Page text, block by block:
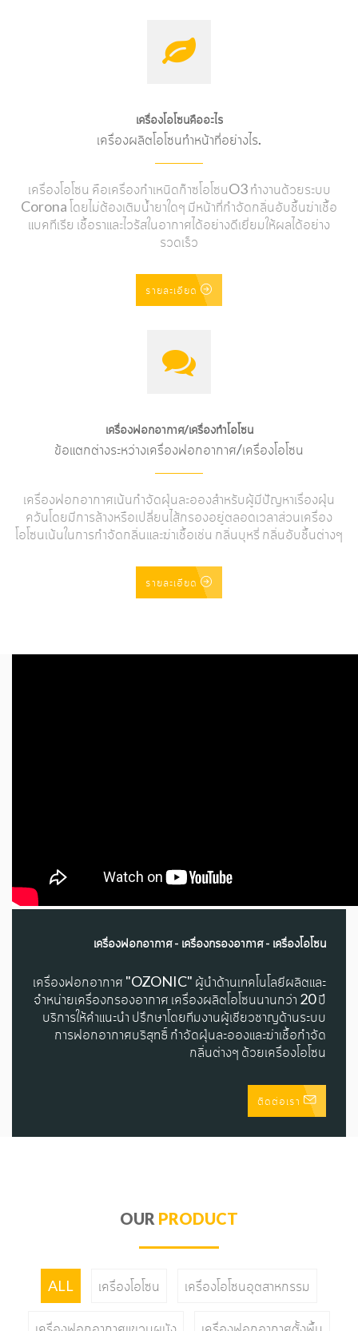
เครื่องโอโซนคืออะไร
เครื่องผลิตโอโซนทำหน้าที่อย่างไร.
เครื่องโอโซน คือเครื่องกำเหนิดก๊าซโอโซนO3 ทำงานด้วยระบบ
Corona โดยไม่ต้องเติมน้ำยาใดๆ มีหน้าที่กำจัดกลิ่นอับชื้นฆ่าเชื้อ
แบคทีเรีย เชื้อราและไวรัสในอากาศได้อย่างดีเยี่ยมให้ผลได้อย่าง
รวดเร็ว
รายละเอียด
เครื่องฟอกอากาศ/เครื่องทำโอโซน
ข้อแตกต่างระหว่างเครื่องฟอกอากาศ/เครื่องโอโซน
เครื่องฟอกอากาศเน้นกำจัดฝุ่นละอองสำหรับผู้มีปัญหาเรื่องฝุ่น
ควันโดยมีการล้างหรือเปลี่ยนไส้กรองอยู่ตลอดเวลาส่วนเครื่อง
โอโซนเน้นในการกำจัดกลิ่นและฆ่าเชื้อเช่น กลิ่นบุหรี่ กลิ่นอับชื้นต่างๆ
รายละเอียด
เครื่องฟอกอากาศ - เครื่องกรองอากาศ - เครื่องโอโซน
เครื่องฟอกอากาศ "OZONIC" ผู้นำด้านเทคโนโลยีผลิตและ
จำหน่ายเครื่องกรองอากาศ เครื่องผลิตโอโซนนานกว่า 20 ปี
บริการให้คำแนะนำ ปรึกษาโดยทีมงานผู้เชียวชาญด้านระบบ
การฟอกอากาศบริสุทธิ์ กำจัดฝุ่นละอองและฆ่าเชื้อกำจัด
กลิ่นต่างๆ ด้วยเครื่องโอโซน
ติดต่อเรา
OUR PRODUCT
ALL เครื่องโอโซน เครื่องโอโซนอุตสาหกรรม